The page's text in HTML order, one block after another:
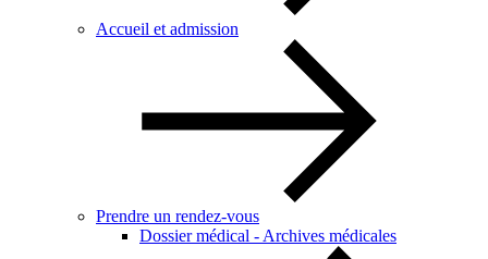
Accueil et admission
Prendre un rendez-vous
Dossier médical - Archives médicales